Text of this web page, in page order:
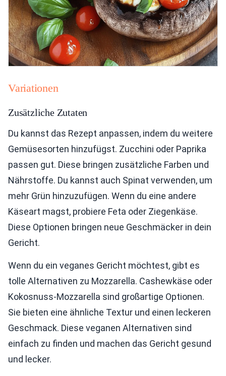
Variationen
Zusätzliche Zutaten
Du kannst das Rezept anpassen, indem du weitere
Gemüsesorten hinzufügst. Zucchini oder Paprika
passen gut. Diese bringen zusätzliche Farben und
Nährstoffe. Du kannst auch Spinat verwenden, um
mehr Grün hinzuzufügen. Wenn du eine andere
Käseart magst, probiere Feta oder Ziegenkäse.
Diese Optionen bringen neue Geschmäcker in dein
Gericht.
Wenn du ein veganes Gericht möchtest, gibt es
tolle Alternativen zu Mozzarella. Cashewkäse oder
Kokosnuss-Mozzarella sind großartige Optionen.
Sie bieten eine ähnliche Textur und einen leckeren
Geschmack. Diese veganen Alternativen sind
einfach zu finden und machen das Gericht gesund
und lecker.